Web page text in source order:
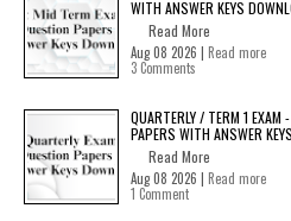
WITH ANSWER KEYS
Read More
Aug 08 2026 | Read more
3 Comments
QUARTERLY / TERM 1
PAPERS WITH ANSWER
Read More
Aug 08 2026 | Read more
1 Comment